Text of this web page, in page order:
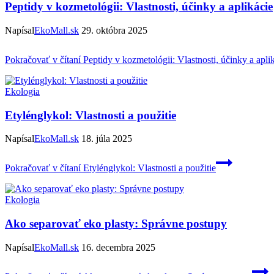
Peptidy v kozmetológii: Vlastnosti, účinky a aplikácie
NapísalEkoMall.sk 29. októbra 2025
Pokračovať v čítaníPeptidy v kozmetológii: Vlastnosti, účinky a
Ekologia
Etylénglykol: Vlastnosti a použitie
NapísalEkoMall.sk 18. júla 2025
Pokračovať v čítaníEtylénglykol: Vlastnosti a použitie
Ekologia
Ako separovať eko plasty: Správne postupy
NapísalEkoMall.sk 16. decembra 2025